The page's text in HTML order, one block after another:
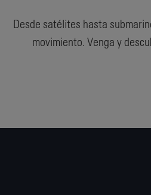
Desde satélites hasta
movimiento. Venga y